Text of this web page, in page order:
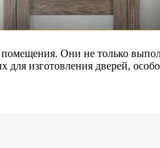
Они не только
изготовления дверей,